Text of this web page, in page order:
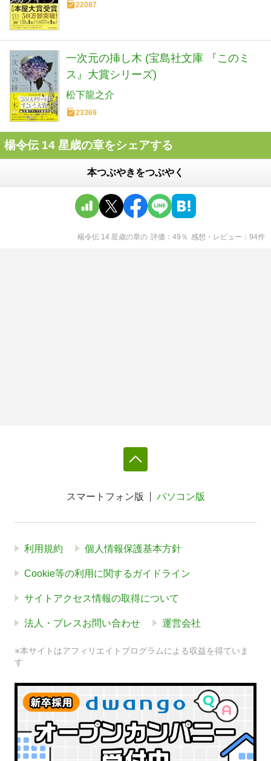
22087
一次元の挿し木 (宝島社文庫 『このミ
ス』大賞シリーズ)
松下龍之介
23369
楊令伝 14 星歳の章をシェアする
本つぶやきをつぶやく
楊令伝 14 星歳の章の 評価 49 ％ 感想・レビュー 94件
スマートフォン版 パソコン版
利用規約 個人情報保護基本方針
Cookie等の利用に関するガイドライン
サイトアクセス情報の取得について
法人・プレスお問い合わせ 運営会社
※本サイトはアフィリエイトプログラムによる収益を得ていま
す